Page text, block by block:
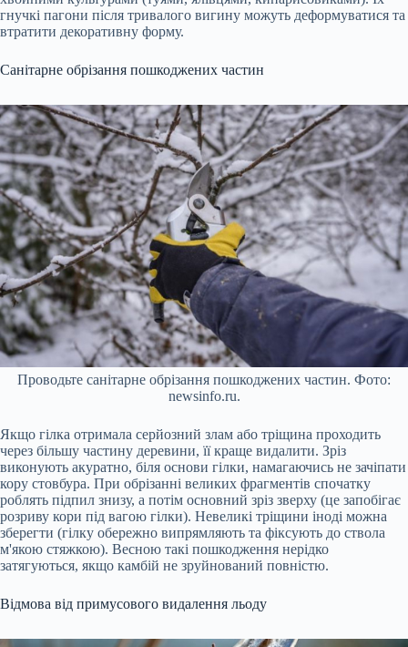
гнучкі пагони після тривалого вигину можуть деформуватися та
втратити декоративну форму.
Санітарне обрізання пошкоджених частин
Проводьте санітарне обрізання пошкоджених частин. Фото:
newsinfo.ru.
Якщо гілка отримала серйозний злам або тріщина проходить
через більшу частину деревини, її краще видалити. Зріз
виконують акуратно, біля основи гілки, намагаючись не зачіпати
кору стовбура. При обрізанні великих фрагментів спочатку
роблять підпил знизу, а потім основний зріз зверху (це запобігає
розриву кори під вагою гілки). Невеликі тріщини іноді можна
зберегти (гілку обережно випрямляють та фіксують до ствола
м'якою стяжкою). Весною такі пошкодження нерідко
затягуються, якщо камбій не зруйнований повністю.
Відмова від примусового видалення льоду